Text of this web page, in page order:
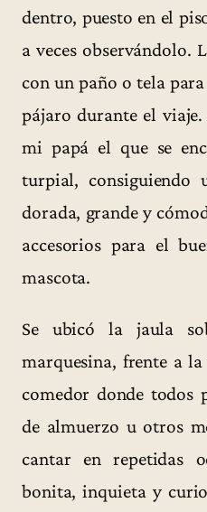
dentro, puesto en el
a veces observándolo.
con un paño o tela
pájaro durante el
mi papá el que se
turpial, consiguiendo
dorada, grande y
accesorios para el
mascota.
Se ubicó la jaula
marquesina, frente a
comedor donde todos
de almuerzo u otros
cantar en repetidas
bonita, inquieta y